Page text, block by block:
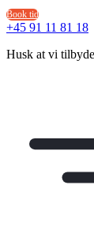
Videre
til
Book tid
+45 91 11 81 18
Husk at vi